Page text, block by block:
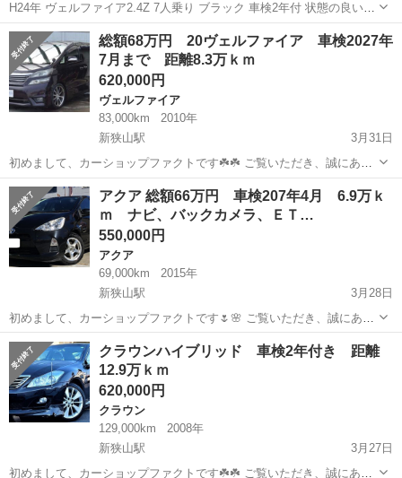
H24年 ヴェルファイア2.4Z 7人乗り ブラック 車検2年付 状態の良いヴ
ェルファイアです 距離は走ってますが、機関良好、電装系もバッチリ
ボディの色は、人気のブラック！！ シートカバー、フリップダウン
モ...
埼玉 狭山市 新狭山駅 ヴェルファイア ミニバン
総額68万円 20ヴェルファイア 車検2027年
7月まで 距離8.3万ｋｍ
620,000円
ヴェルファイア
83,000km
2010年
新狭山駅
3月31日
初めまして、カーショップファクトです☘️☘️ ご覧いただき、誠にあり
がとうございます✨ 来る春のセール対象車として、こちらのヴェルフ
ァイアをご紹介いたします ナビ、バックカメラ、ETC、フリップダウ
ンモニター、クルーズ...
埼玉 狭山市 新狭山駅 ヴェルファイア
アクア 総額66万円 車検207年4月 6.9万ｋ
ｍ ナビ、バックカメラ、ＥＴ…
550,000円
アクア
69,000km
2015年
新狭山駅
3月28日
初めまして、カーショップファクトです🌷🌸 ご覧いただき、誠にあり
がとうございます✨ 春のセール対象車として、こちらのアクアをご紹
介いたします！ カーナビ、バックカメラ、ＥＴＣ、前ドラレコ付き、
車検2027年4月 ...
埼玉 狭山市 新狭山駅 アクア 車両
クラウンハイブリッド 車検2年付き 距離
12.9万ｋｍ
620,000円
クラウン
129,000km
2008年
新狭山駅
3月27日
初めまして、カーショップファクトです☘️☘️ ご覧いただき、誠にあり